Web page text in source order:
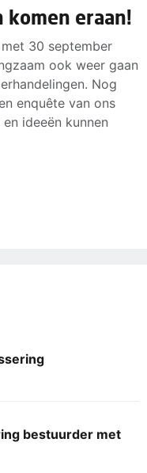
komen eraan!
30 september
ook weer gaan
Nog
enquête van ons
ideeën kunnen
bestuurder met